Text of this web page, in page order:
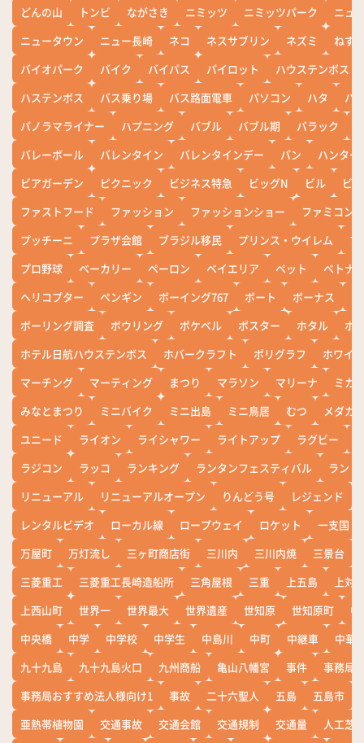
どんの山
トンビ ながさき ニミッツ ニミッツパーク
ニュ
ニュータウン
ニュー長崎 ネコ ネスサブリン ネズミ
ねず
バイオパーク
バイク バイパス パイロット
ハウステンボス
ハステンボス
バス乗り場 バス路面電車 パソコン ハタ
ハ
パノラマライナー
ハプニング バブル バブル期 バラック
バレーボール
バレンタイン バレンタインデー パン
ハンター
ビアガーデン
ピクニック ビジネス特急 ビッグN ビル
ビワ
ファストフード
ファッション ファッションショー
ファミコン
プッチーニ
プラザ会館 ブラジル移民 プリンス・ウイレム
ブ
プロ野球
ベーカリー ペーロン ベイエリア ペット
ベトナ
ヘリコプター
ペンギン ボーイング767 ボート ボーナス
ボーリング調査
ボウリング ポケベル ポスター ホタル
ホ
ホテル日航ハウステンボス
ホバークラフト ポリグラフ
ホワイ
マーチング
マーティング まつり マラソン マリーナ
ミカ
みなとまつり
ミニバイク ミニ出島 ミニ鳥居 むつ
メダカ
ユニード
ライオン ライシャワー ライトアップ ラグビー
ラジコン
ラッコ ランキング ランタンフェスティバル
ランド
リニューアル
リニューアルオープン りんどう号 レジェンド
レンタルビデオ
ローカル線 ロープウェイ ロケット
一支国
万屋町
万灯流し 三ヶ町商店街 三川内 三川内焼 三景台
三菱重工
三菱重工長崎造船所 三角屋根 三重 上五島
上対
上西山町
世界一 世界最大 世界遺産 世知原 世知原町
中
中央橋
中学 中学校 中学生 中島川 中町 中継車
中華
九十九島
九十九島火口 九州商船 亀山八幡宮 事件
事務局
事務局おすすめ法人様向け1
事故 二十六聖人 五島 五島市
亜熱帯植物園
交通事故 交通会館 交通規制 交通量
人工芝